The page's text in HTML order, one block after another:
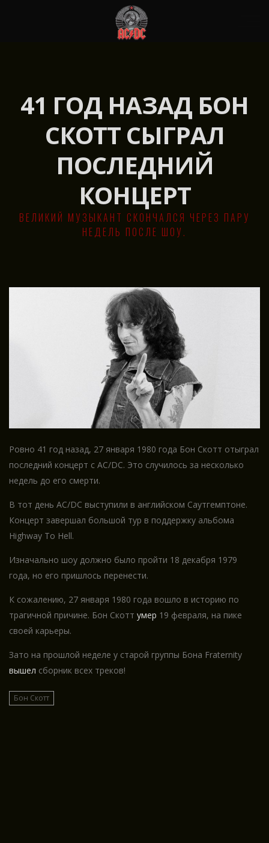
41 ГОД НАЗАД БОН
СКОТТ СЫГРАЛ
ПОСЛЕДНИЙ
КОНЦЕРТ
ВЕЛИКИЙ МУЗЫКАНТ СКОНЧАЛСЯ ЧЕРЕЗ ПАРУ
НЕДЕЛЬ ПОСЛЕ ШОУ.
Ровно 41 год назад, 27 января 1980 года Бон Скотт отыграл
последний концерт с AC/DC. Это случилось за несколько
недель до его смерти.
В тот день AC/DC выступили в английском Саутгемптоне.
Концерт завершал большой тур в поддержку альбома
Highway To Hell.
Изначально шоу должно было пройти 18 декабря 1979
года, но его пришлось перенести.
К сожалению, 27 января 1980 года вошло в историю по
трагичной причине. Бон Скотт умер 19 февраля, на пике
своей карьеры.
Зато на прошлой неделе у старой группы Бона Fraternity
вышел сборник всех треков!
Бон Скотт